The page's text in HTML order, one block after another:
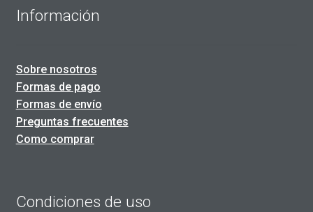
Información
Sobre nosotros
Formas de pago
Formas de envío
Preguntas frecuentes
Como comprar
Condiciones de uso